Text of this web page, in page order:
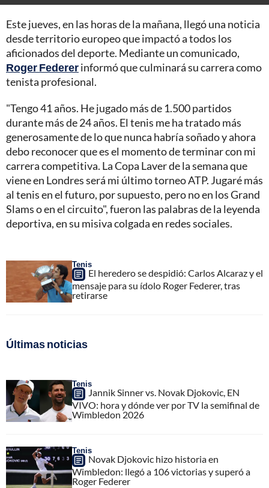
Este jueves, en las horas de la mañana, llegó una noticia
desde territorio europeo que impactó a todos los
aficionados del deporte. Mediante un comunicado,
Roger Federerinformó que culminará su carrera como
tenista profesional.
"Tengo 41 años. He jugado más de 1.500 partidos
durante más de 24 años. El tenis me ha tratado más
generosamente de lo que nunca habría soñado y ahora
debo reconocer que es el momento de terminar con mi
carrera competitiva. La Copa Laver de la semana que
viene en Londres será mi último torneo ATP. Jugaré más
al tenis en el futuro, por supuesto, pero no en los Grand
Slams o en el circuito", fueron las palabras de la leyenda
deportiva, en su misiva colgada en redes sociales.
Tenis
El heredero se despidió: Carlos Alcaraz y el
mensaje para su ídolo Roger Federer, tras
retirarse
Últimas noticias
Tenis
Jannik Sinner vs. Novak Djokovic, EN
VIVO: hora y dónde ver por TV la semifinal de
Wimbledon 2026
Tenis
Novak Djokovic hizo historia en
Wimbledon: llegó a 106 victorias y superó a
Roger Federer